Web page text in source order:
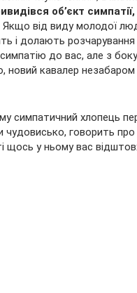
об’єкт симпатії,
Якщо від виду молодої
і долають розчарування
до вас, але з
новий кавалер
симпатичний хлопець
чудовисько, говорить
щось у ньому вас